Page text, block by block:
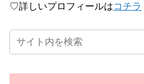
♡詳しいプロフィールはコチラ